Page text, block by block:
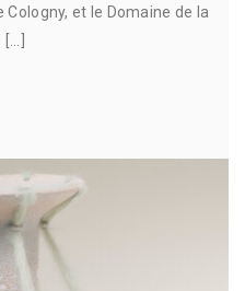
et le Domaine de la